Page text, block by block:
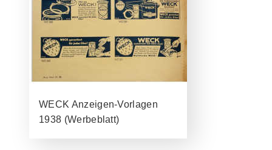
WECK Anzeigen-Vorlagen
1938 (Werbeblatt)